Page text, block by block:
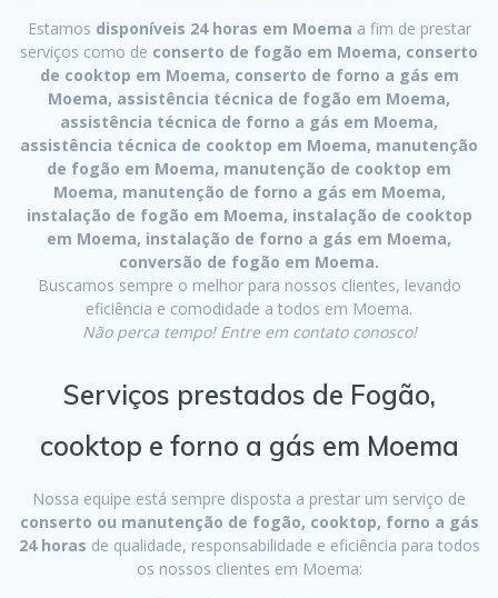
Estamos disponíveis 24 horas em Moema a fim de prestar
serviços como de conserto de fogão em Moema, conserto
de cooktop em Moema, conserto de forno a gás em
Moema, assistência técnica de fogão em Moema,
assistência técnica de forno a gás em Moema,
assistência técnica de cooktop em Moema, manutenção
de fogão em Moema, manutenção de cooktop em
Moema, manutenção de forno a gás em Moema,
instalação de fogão em Moema, instalação de cooktop
em Moema, instalação de forno a gás em Moema,
conversão de fogão em Moema.
Buscamos sempre o melhor para nossos clientes, levando
eficiência e comodidade a todos em Moema.
Não perca tempo! Entre em contato conosco!
Serviços prestados de Fogão,
cooktop e forno a gás em Moema
Nossa equipe está sempre disposta a prestar um serviço de
conserto ou manutenção de fogão, cooktop, forno a gás
24 horas de qualidade, responsabilidade e eficiência para todos
os nossos clientes em Moema: